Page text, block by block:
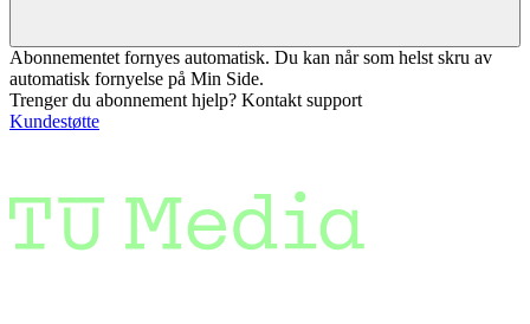
Abonnementet fornyes automatisk. Du kan når som helst skru av
automatisk fornyelse på Min Side.
Trenger du abonnement hjelp? Kontakt support
Kundestøtte